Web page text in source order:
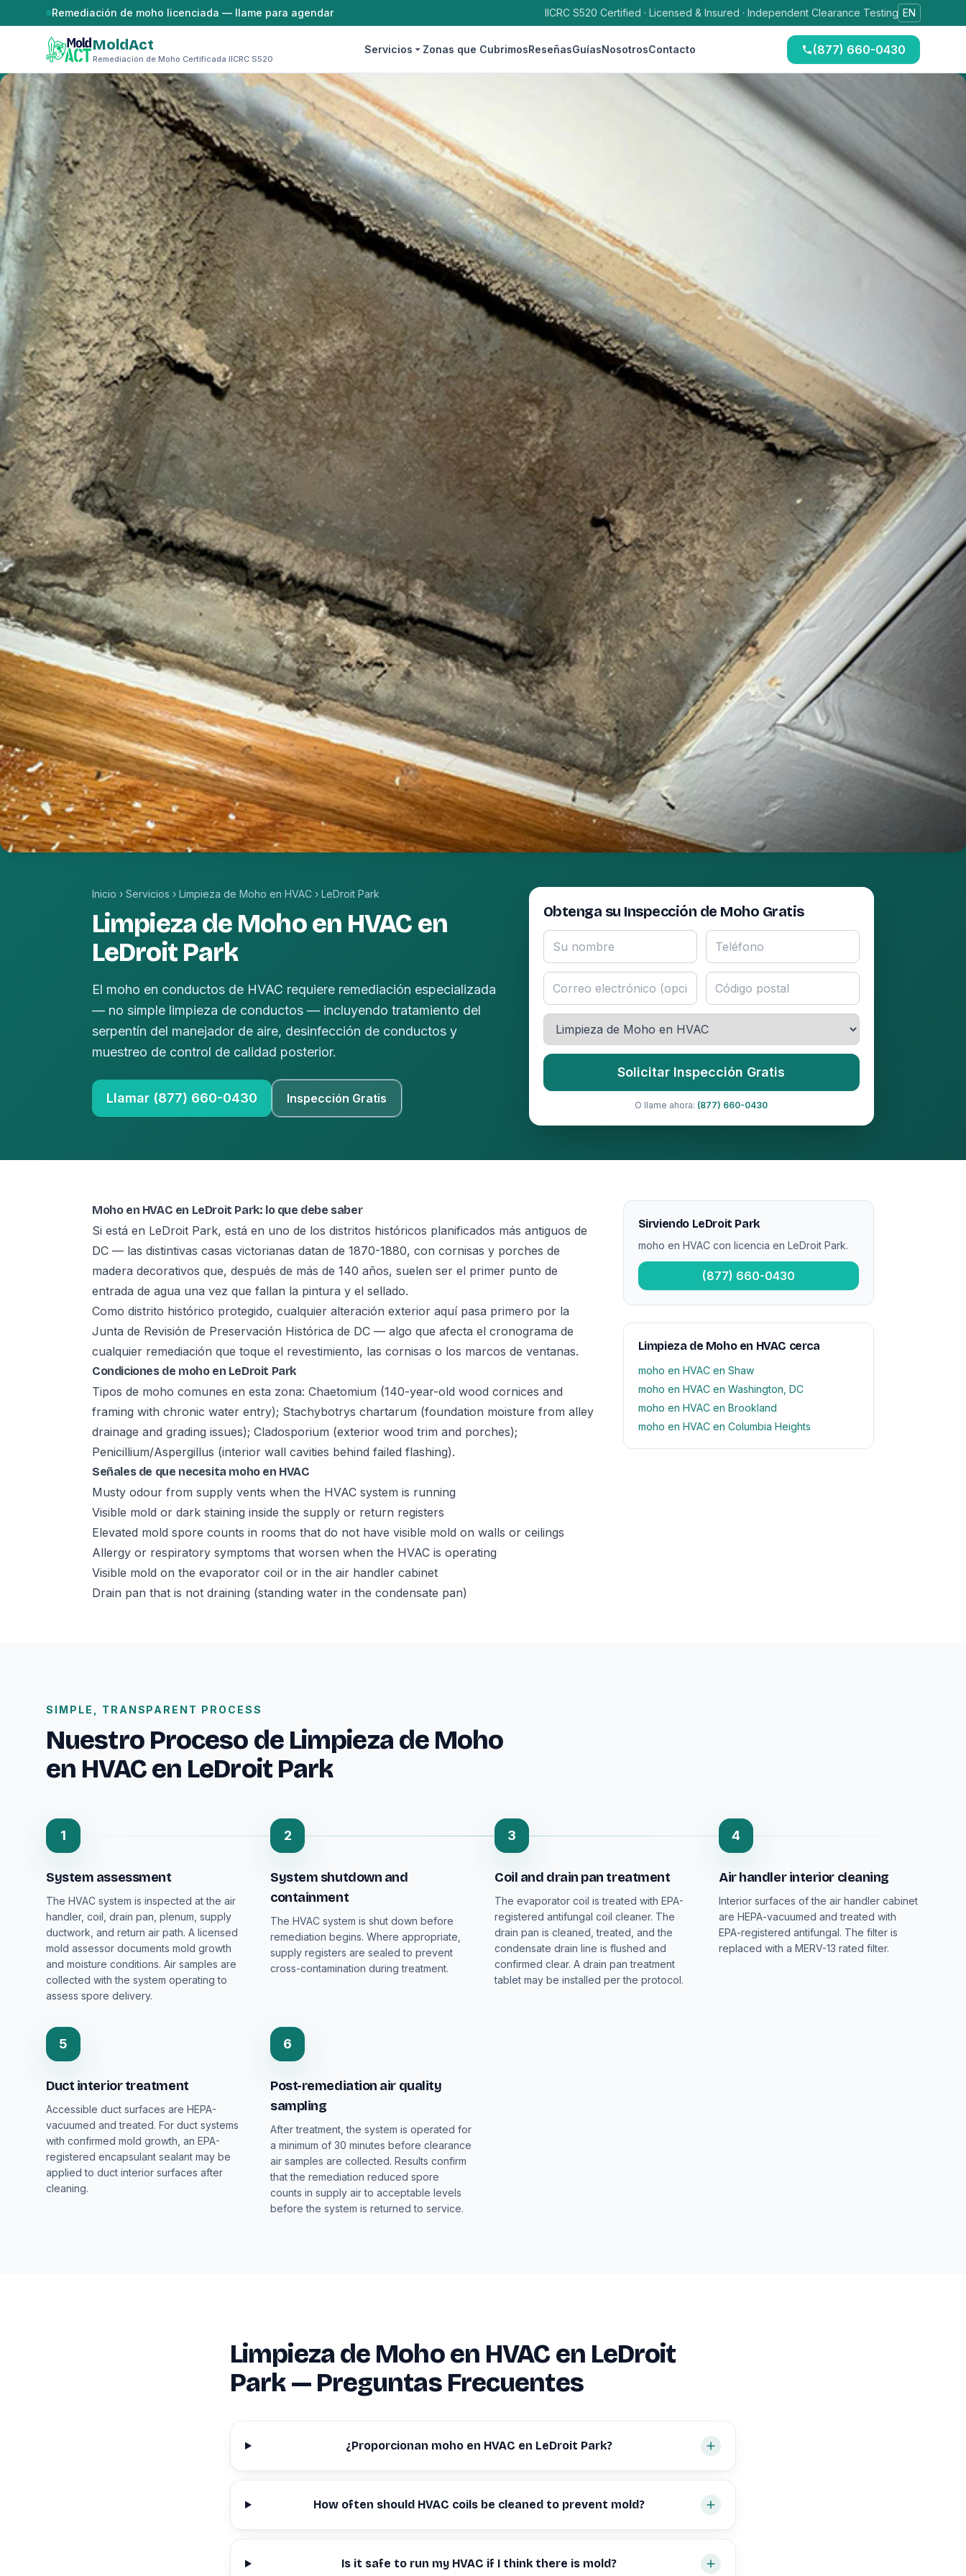
Saltar al contenidoRemediación de moho licenciada — llame para agendar IICRC S520 Certified · Licensed & Insured · Independent Clearance Testing EN
MoldAct
Remediación de Moho Certificada IICRC S520
Servicios Zonas que CubrimosReseñasGuíasNosotrosContacto (877) 660-0430
Inicio › Servicios › Limpieza de Moho en HVAC › LeDroit Park
Limpieza de Moho en HVAC en
LeDroit Park
El moho en conductos de HVAC requiere remediación especializada
— no simple limpieza de conductos — incluyendo tratamiento del
serpentín del manejador de aire, desinfección de conductos y
muestreo de control de calidad posterior.
Llamar (877) 660-0430 Inspección Gratis
Obtenga su Inspección de Moho Gratis
Solicitar Inspección Gratis
O llame ahora: (877) 660-0430
Moho en HVAC en LeDroit Park: lo que debe saber
Si está en LeDroit Park, está en uno de los distritos históricos planificados más antiguos de
DC — las distintivas casas victorianas datan de 1870-1880, con cornisas y porches de
madera decorativos que, después de más de 140 años, suelen ser el primer punto de
entrada de agua una vez que fallan la pintura y el sellado.
Como distrito histórico protegido, cualquier alteración exterior aquí pasa primero por la
Junta de Revisión de Preservación Histórica de DC — algo que afecta el cronograma de
cualquier remediación que toque el revestimiento, las cornisas o los marcos de ventanas.
Condiciones de moho en LeDroit Park
Tipos de moho comunes en esta zona: Chaetomium (140-year-old wood cornices and
framing with chronic water entry); Stachybotrys chartarum (foundation moisture from alley
drainage and grading issues); Cladosporium (exterior wood trim and porches);
Penicillium/Aspergillus (interior wall cavities behind failed flashing).
Señales de que necesita moho en HVAC
Musty odour from supply vents when the HVAC system is running
Visible mold or dark staining inside the supply or return registers
Elevated mold spore counts in rooms that do not have visible mold on walls or ceilings
Allergy or respiratory symptoms that worsen when the HVAC is operating
Visible mold on the evaporator coil or in the air handler cabinet
Drain pan that is not draining (standing water in the condensate pan)
Sirviendo LeDroit Park
moho en HVAC con licencia en LeDroit Park.
(877) 660-0430
Limpieza de Moho en HVAC cerca
moho en HVAC en Shaw
moho en HVAC en Washington, DC
moho en HVAC en Brookland
moho en HVAC en Columbia Heights
SIMPLE, TRANSPARENT PROCESS
Nuestro Proceso de Limpieza de Moho
en HVAC en LeDroit Park
1
System assessment
The HVAC system is inspected at the air
handler, coil, drain pan, plenum, supply
ductwork, and return air path. A licensed
mold assessor documents mold growth
and moisture conditions. Air samples are
collected with the system operating to
assess spore delivery.
2
System shutdown and
containment
The HVAC system is shut down before
remediation begins. Where appropriate,
supply registers are sealed to prevent
cross-contamination during treatment.
3
Coil and drain pan treatment
The evaporator coil is treated with EPA-
registered antifungal coil cleaner. The
drain pan is cleaned, treated, and the
condensate drain line is flushed and
confirmed clear. A drain pan treatment
tablet may be installed per the protocol.
4
Air handler interior cleaning
Interior surfaces of the air handler cabinet
are HEPA-vacuumed and treated with
EPA-registered antifungal. The filter is
replaced with a MERV-13 rated filter.
5
Duct interior treatment
Accessible duct surfaces are HEPA-
vacuumed and treated. For duct systems
with confirmed mold growth, an EPA-
registered encapsulant sealant may be
applied to duct interior surfaces after
cleaning.
6
Post-remediation air quality
sampling
After treatment, the system is operated for
a minimum of 30 minutes before clearance
air samples are collected. Results confirm
that the remediation reduced spore
counts in supply air to acceptable levels
before the system is returned to service.
Limpieza de Moho en HVAC en LeDroit
Park — Preguntas Frecuentes
¿Proporcionan moho en HVAC en LeDroit Park?
How often should HVAC coils be cleaned to prevent mold?
Is it safe to run my HVAC if I think there is mold?